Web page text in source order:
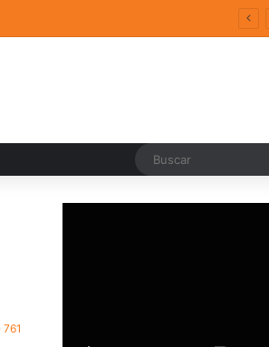
emergentes y consolidados
761